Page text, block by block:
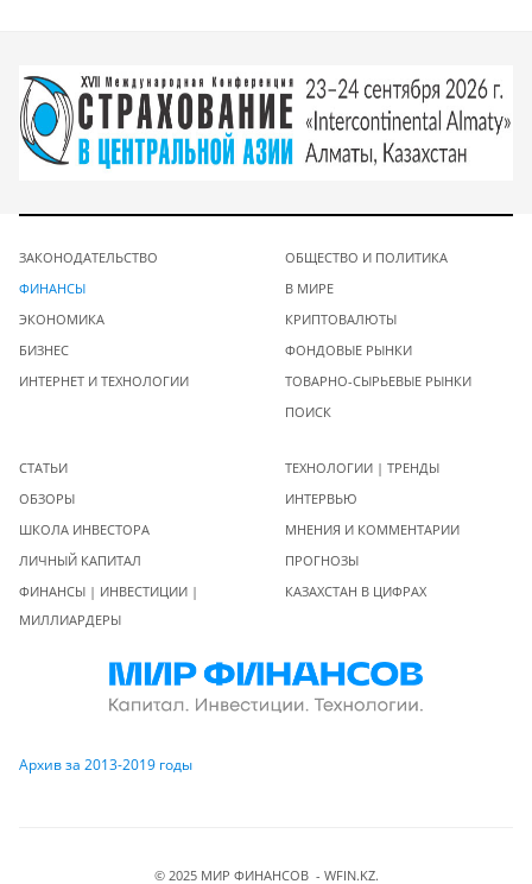
ЗАКОНОДАТЕЛЬСТВО
ФИНАНСЫ
ЭКОНОМИКА
БИЗНЕС
ИНТЕРНЕТ И ТЕХНОЛОГИИ
ОБЩЕСТВО И ПОЛИТИКА
В МИРЕ
КРИПТОВАЛЮТЫ
ФОНДОВЫЕ РЫНКИ
ТОВАРНО-СЫРЬЕВЫЕ РЫНКИ
ПОИСК
СТАТЬИ
ОБЗОРЫ
ШКОЛА ИНВЕСТОРА
ЛИЧНЫЙ КАПИТАЛ
ФИНАНСЫ | ИНВЕСТИЦИИ |
МИЛЛИАРДЕРЫ
ТЕХНОЛОГИИ | ТРЕНДЫ
ИНТЕРВЬЮ
МНЕНИЯ И КОММЕНТАРИИ
ПРОГНОЗЫ
КАЗАХСТАН В ЦИФРАХ
Архив за 2013-2019 годы
© 2025 МИР ФИНАНСОВ - WFIN.KZ.